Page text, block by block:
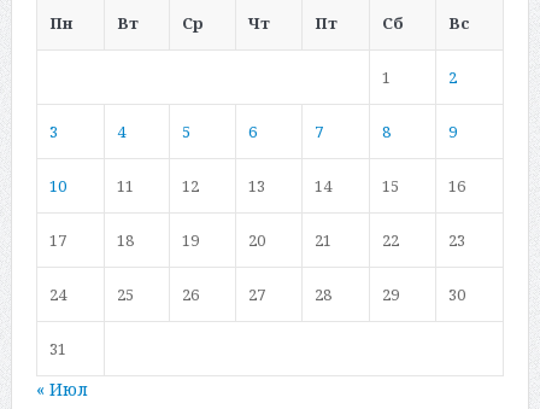
Пн
Вт Ср Чт Пт Сб Вс
1 2
3 4 5 6 7 8 9
10 11 12 13 14 15 16
17 18 19 20 21 22 23
24 25 26 27 28 29 30
31
« Июл